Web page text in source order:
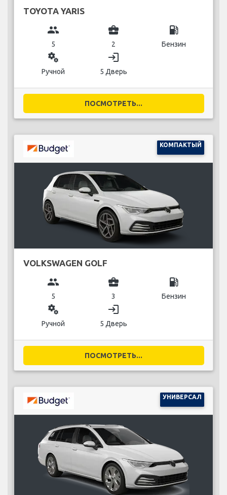
TOYOTA YARIS
group
5
business_center
2
local_gas_station
Бензин
miscellaneous_services
Ручной
login
5 Дверь
ПОСМОТРЕТЬ...
КОМПАКТЫЙ
VOLKSWAGEN GOLF
group
5
business_center
3
local_gas_station
Бензин
miscellaneous_services
Ручной
login
5 Дверь
ПОСМОТРЕТЬ...
УНИВЕРСАЛ